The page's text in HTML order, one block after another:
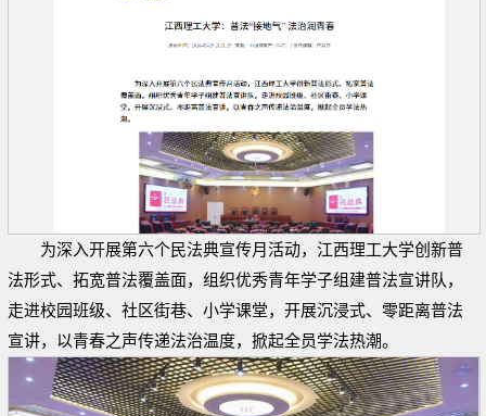
为深入开展第六个民法典宣传月活动，江西理工大学创新普
法形式、拓宽普法覆盖面，组织优秀青年学子组建普法宣讲队，
走进校园班级、社区街巷、小学课堂，开展沉浸式、零距离普法
宣讲，以青春之声传递法治温度，掀起全员学法热潮。